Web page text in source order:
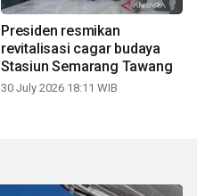
Presiden resmikan
revitalisasi cagar budaya
Stasiun Semarang Tawang
30 July 2026 18:11 WIB